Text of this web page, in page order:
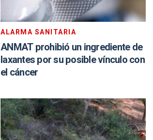
ALARMA SANITARIA
ANMAT prohibió un ingrediente de
laxantes por su posible vínculo con
el cáncer